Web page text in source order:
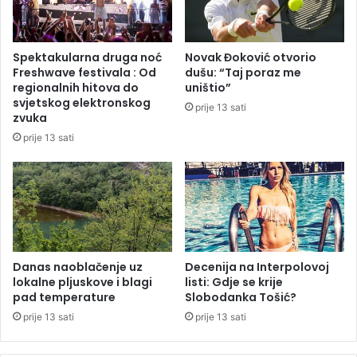
a
:
P
o
s
t
a
s
m
o
l
a
k
p
l
i
j
j
m
n
j
e
5
4
s
o
b
e
p
o
v
r
i
j
Spektakularna druga noć
Freshwave festivala : Od
regionalnih hitova do
svjetskog elektronskog
zvuka
prije 13 sati
Novak Đoković otvorio
dušu: “Taj poraz me
uništio”
prije 13 sati
Danas naoblačenje uz
lokalne pljuskove i blagi
pad temperature
prije 13 sati
Decenija na Interpolovoj
listi: Gdje se krije
Slobodanka Tošić?
prije 13 sati